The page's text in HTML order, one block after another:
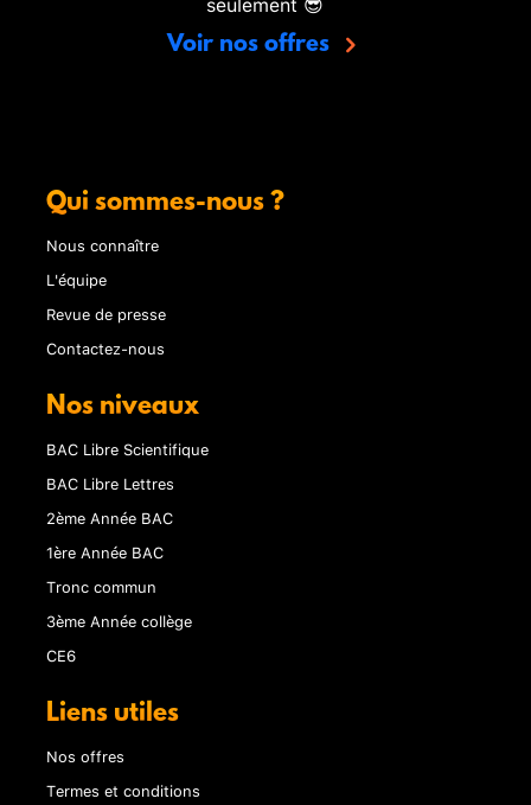
Voir nos offres
Qui sommes-nous ?
Nous connaître
L'équipe
Revue de presse
Contactez-nous
Nos niveaux
BAC Libre Scientifique
BAC Libre Lettres
2ème Année BAC
1ère Année BAC
Tronc commun
3ème Année collège
CE6
Liens utiles
Nos offres
Termes et conditions